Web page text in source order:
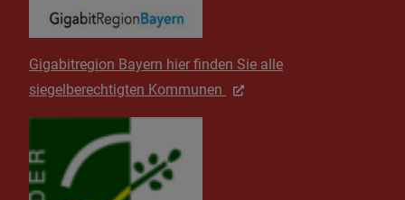
Gigabitregion Bayern hier finden Sie alle
siegelberechtigten Kommunen